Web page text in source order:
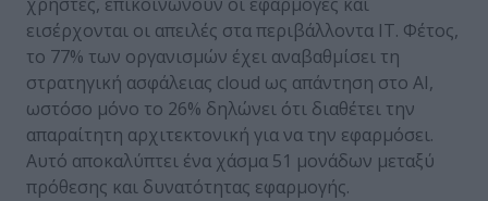
εισέρχονται οι απειλές στα περιβάλλοντα IT. Φέτος,
το 77% των οργανισμών έχει αναβαθμίσει τη
στρατηγική ασφάλειας cloud ως απάντηση στο AI,
ωστόσο μόνο το 26% δηλώνει ότι διαθέτει την
απαραίτητη αρχιτεκτονική για να την εφαρμόσει.
Αυτό αποκαλύπτει ένα χάσμα 51 μονάδων μεταξύ
πρόθεσης και δυνατότητας εφαρμογής.